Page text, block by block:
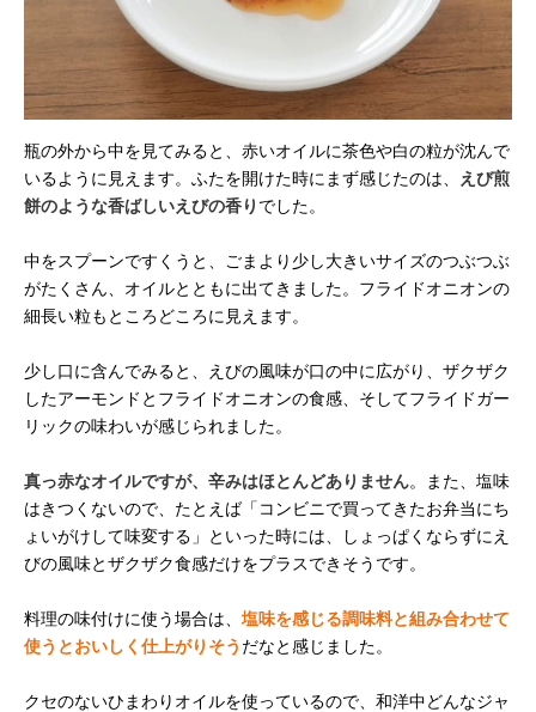
瓶の外から中を見てみると、赤いオイルに茶色や白の粒が沈んで
いるように見えます。ふたを開けた時にまず感じたのは、
えび煎
餅のような香ばしいえびの香り でした。
中をスプーンですくうと、ごまより少し大きいサイズのつぶつぶ
がたくさん、オイルとともに出てきました。フライドオニオンの
細長い粒もところどころに見えます。
少し口に含んでみると、えびの風味が口の中に広がり、ザクザク
したアーモンドとフライドオニオンの食感、そしてフライドガー
リックの味わいが感じられました。
真っ赤なオイルですが、辛みはほとんどありません。また、塩味
はきつくないので、たとえば「コンビニで買ってきたお弁当にち
ょいがけして味変する」といった時には、しょっぱくならずにえ
びの風味とザクザク食感だけをプラスできそうです。
料理の味付けに使う場合は、 塩味を感じる調味料と組み合わせて
使うとおいしく仕上がりそう だなと感じました。
クセのないひまわりオイルを使っているので、和洋中どんなジャ